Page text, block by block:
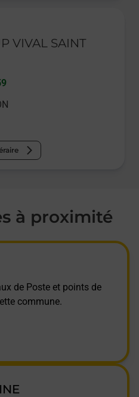
VIVAL SAINT
à proximité
de Poste et points de
commune.